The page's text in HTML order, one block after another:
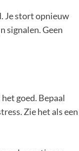
Je stort opnieuw
signalen. Geen
goed. Bepaal
Zie het als een